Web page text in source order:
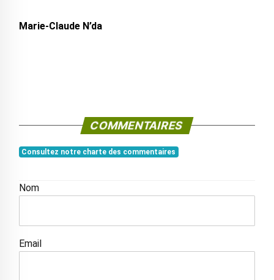
Marie-Claude N’da
COMMENTAIRES
Consultez notre charte des commentaires
Nom
Email